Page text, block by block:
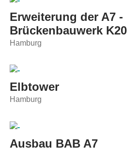
Erweiterung der A7 -
Brückenbauwerk K20
Hamburg
Elbtower
Hamburg
Ausbau BAB A7